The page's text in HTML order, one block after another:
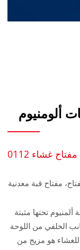
ألومنيوم
مفتاح غشاء 0112
تحتها مثبتة
الخلفي من اللوحة
للغشاء هو مزيج من